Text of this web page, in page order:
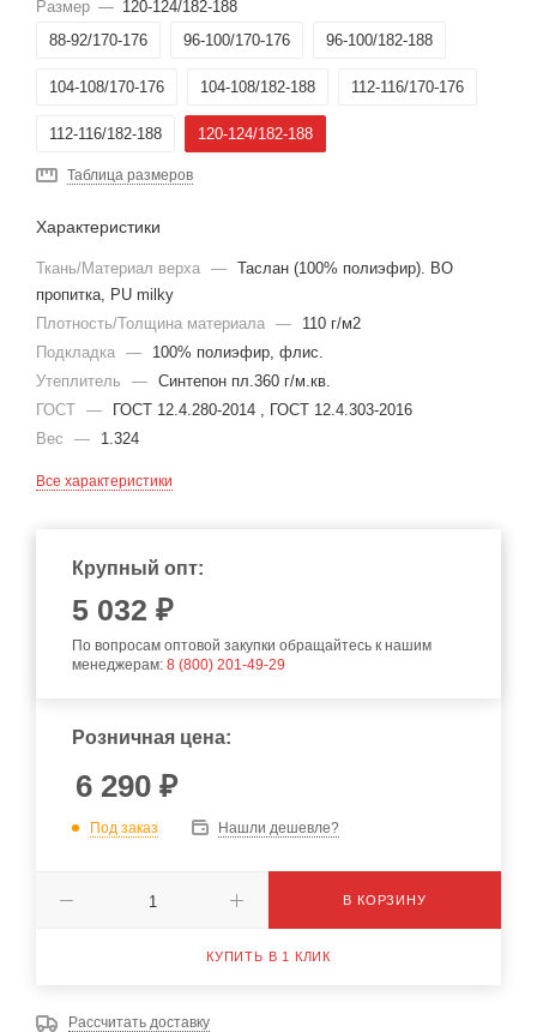
Размер — 120-124/182-188
88-92/170-176
96-100/170-176 96-100/182-188
104-108/170-176 104-108/182-188 112-116/170-176
112-116/182-188 120-124/182-188
Таблица размеров
Характеристики
Ткань/Материал верха — Таслан (100% полиэфир). ВО
пропитка, PU milky
Плотность/Толщина материала —
110 г/м2
Подкладка —
100% полиэфир, флис.
Утеплитель
— Синтепон пл.360 г/м.кв.
ГОСТ —
ГОСТ 12.4.280-2014 , ГОСТ 12.4.303-2016
Вес
— 1.324
Все характеристики
Крупный опт:
5 032 ₽
По вопросам оптовой закупки обращайтесь к нашим
менеджерам: 8 (800) 201-49-29
Розничная цена:
6 290 ₽
Под заказ Нашли дешевле?
В КОРЗИНУ
КУПИТЬ В 1 КЛИК
Рассчитать доставку